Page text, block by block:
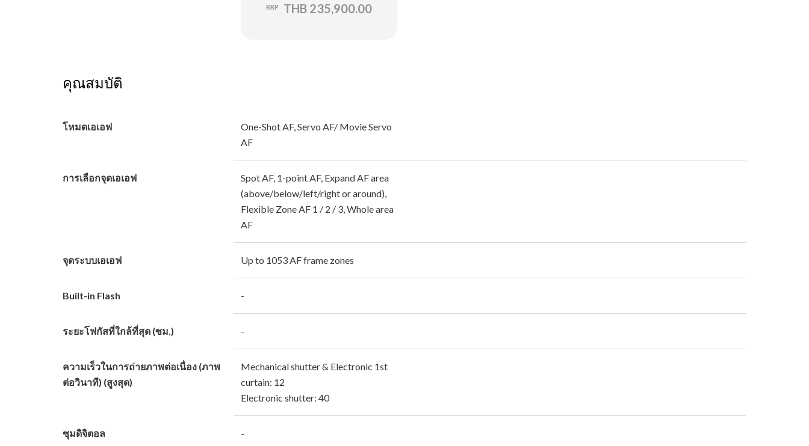
RRP THB 235,900.00
คุณสมบัติ
โหมดเอเอฟ
One-Shot AF, Servo AF/ Movie Servo
AF
การเลือกจุดเอเอฟ
Spot AF, 1-point AF, Expand AF area
(above/below/left/right or around),
Flexible Zone AF 1 / 2 / 3, Whole area
AF
จุดระบบเอเอฟ Up to 1053 AF frame zones
Built-in Flash -
ระยะโฟกัสที่ใกล้ที่สุด (ซม.) -
ความเร็วในการถ่ายภาพต่อเนื่อง (ภาพ
ต่อวินาที) (สูงสุด)
Mechanical shutter & Electronic 1st
curtain: 12
Electronic shutter: 40
ซุมดิจิตอล -